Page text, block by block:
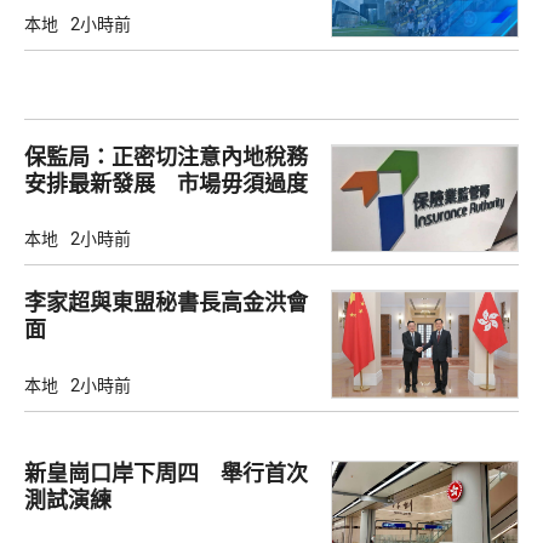
本地 2小時前
保監局：正密切注意內地稅務
安排最新發展 市場毋須過度
本地 2小時前
李家超與東盟秘書長高金洪會
面
本地 2小時前
新皇崗口岸下周四 舉行首次
測試演練